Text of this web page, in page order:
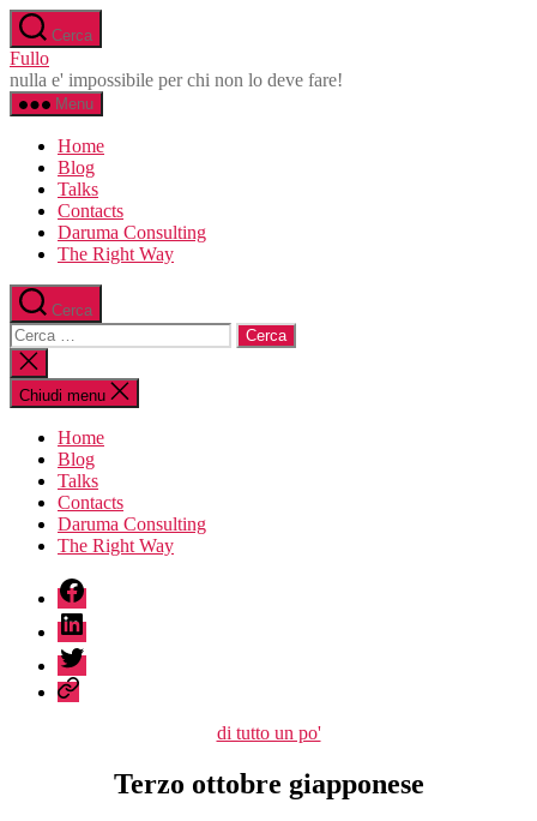
Salta
al
contenuto
Cerca
Fullo
nulla e' impossibile per chi non lo deve fare!
Menu
Home
Blog
Talks
Contacts
Daruma Consulting
The Right Way
Cerca
Cerca:
Chiudi
la
ricerca
Chiudi menu
Home
Blog
Talks
Contacts
Daruma Consulting
The Right Way
fb
linkedin
twitter
sessionize
Categorie
di tutto un po'
Terzo ottobre giapponese